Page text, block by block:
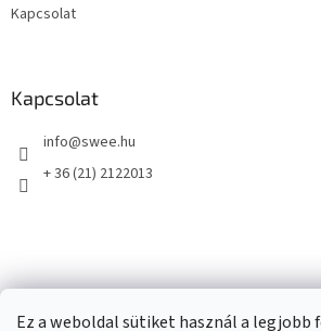
Ez a weboldal sütiket használ a legjobb
Kapcsolat
Kapcsolat
info@swee.hu
+ 36 (21) 2122013